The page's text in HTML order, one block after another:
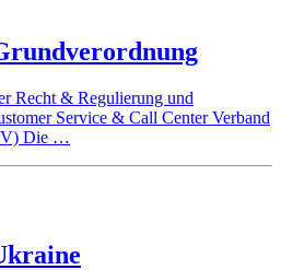
Recht & Regulierung und
Service & Call Center Verband
Die …